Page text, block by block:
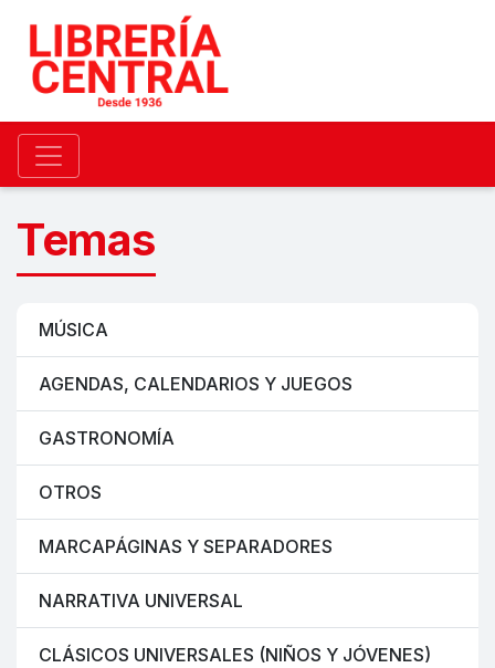
Temas
MÚSICA
AGENDAS, CALENDARIOS Y JUEGOS
GASTRONOMÍA
OTROS
MARCAPÁGINAS Y SEPARADORES
NARRATIVA UNIVERSAL
CLÁSICOS UNIVERSALES (NIÑOS Y JÓVENES)